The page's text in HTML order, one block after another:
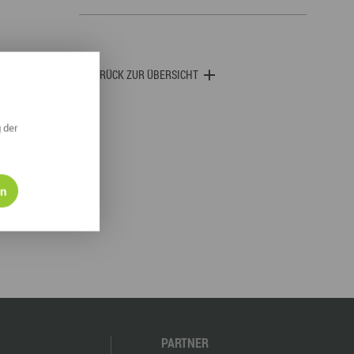
Radrouten
Wegewarte
ZURÜCK ZUR ÜBERSICHT
PARTNER
der